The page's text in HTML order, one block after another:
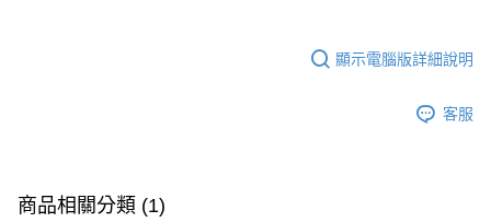
顯示電腦版詳細說明
客服
商品相關分類 (1)